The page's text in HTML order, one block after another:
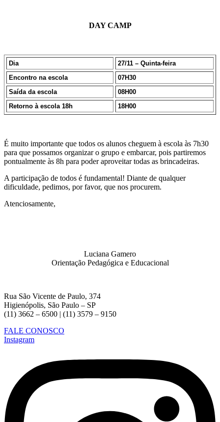
DAY CAMP
Dia
27/11 – Quinta-feira
Encontro na escola
07H30
Saída da escola
08H00
Retorno à escola 18h
18H00
É muito importante que todos os alunos cheguem à escola às 7h30
para que possamos organizar o grupo e embarcar, pois partiremos
pontualmente às 8h para poder aproveitar todas as brincadeiras.
A participação de todos é fundamental! Diante de qualquer
dificuldade, pedimos, por favor, que nos procurem.
Atenciosamente,
Luciana Gamero
Orientação Pedagógica e Educacional
Rua São Vicente de Paulo, 374
Higienópolis, São Paulo – SP
(11) 3662 – 6500 | (11) 3579 – 9150
FALE CONOSCO
Instagram